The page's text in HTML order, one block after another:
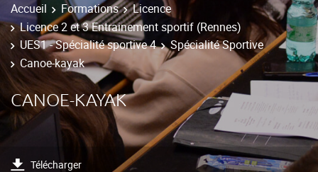
Accueil Formations
Licence
Licence 2 et 3 Entrainement sportif (Rennes)
UES1 - Spécialité sportive 4
Spécialité Sportive
Canoe-kayak
CANOE-KAYAK
Télécharger